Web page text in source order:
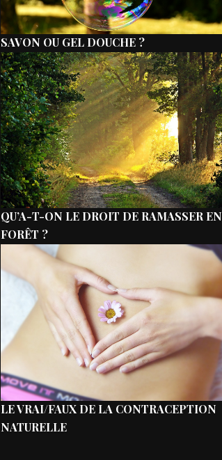
SAVON OU GEL DOUCHE ?
QU’A-T-ON LE DROIT DE RAMASSER EN
FORÊT ?
LE VRAI/FAUX DE LA CONTRACEPTION
NATURELLE